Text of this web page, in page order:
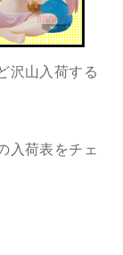
沢山入荷する
入荷表をチェ